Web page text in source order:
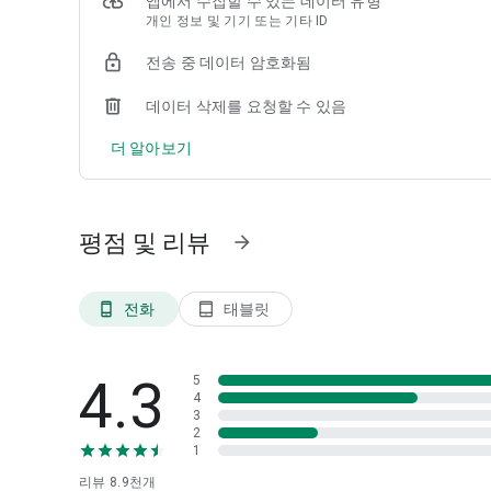
[이용안내]
∙ 금융감독기관 지침에 따라 전자금융사고방지를 위해 운영
∙ 쏙뱅크에 대한 궁금하신 점은 언제든지 고객센터(1588-
[선택 접근권한]
∙ 연락처 : 휴대폰 이체, 이체결과 문자 발송, 지인 초대 등
∙ 위치 : 위치기반 서비스를 이용한 영업점 찾기 등
∙ 알림 : 금융정보 및 다양한 혜택 안내 등
※ 고객님의 원활한 앱 이용을 위해 최소한의 접근권한을 요
※ 선택 접근권한은 동의하지 않아도 서비스 이용이 가능합니
※ 모바일 뱅킹 앱 접근권한은 Android 6.0이상 버전에 대응
개인 정보 및 기기 또는 기타 ID
전송 중 데이터 암호화됨
데이터 삭제를 요청할 수 있음
더 알아보기
평점 및 리뷰 arrow_forward
phone_android 전화 tablet_android 태블릿
4.3
리뷰 8.9천개
5
4
3
2
1